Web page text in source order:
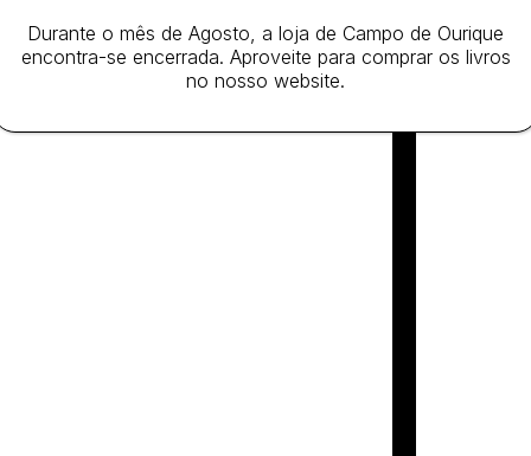
Durante o mês de Agosto, a loja de Campo de Ourique
encontra-se encerrada. Aproveite para comprar os livros
no nosso website.